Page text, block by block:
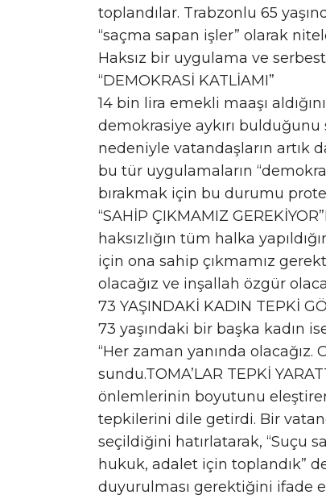
toplandılar. Trabzonlu 65
“saçma sapan işler” olarak
Haksız bir uygulama ve serbest
“DEMOKRASİ KATLİAMI”
14 bin lira emekli maaşı
demokrasiye aykırı bulduğunu
nedeniyle vatandaşların artık
bu tür uygulamaların
bırakmak için bu durumu
“SAHİP ÇIKMAMIZ
haksızlığın tüm halka
için ona sahip çıkmamız
olacağız ve inşallah özgür
73 YAŞINDAKİ KADIN TEPKİ
73 yaşındaki bir başka kadın
“Her zaman yanında
sundu.TOMA’LAR TEPKİ
önlemlerinin boyutunu
tepkilerini dile getirdi. Bir
seçildiğini hatırlatarak, “Suçu
hukuk, adalet için toplandık”
duyurulması gerektiğini ifade